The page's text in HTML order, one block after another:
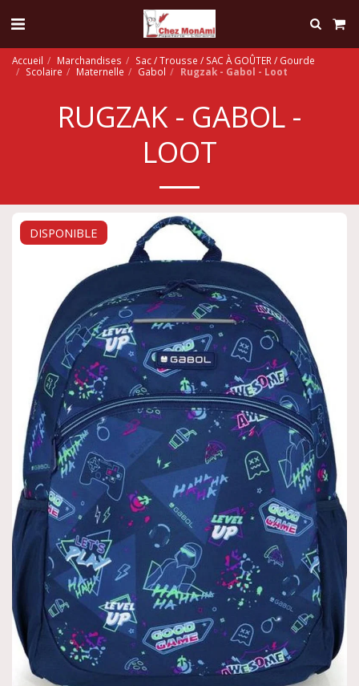
Accueil Marchandises
Sac / Trousse / SAC À GOÛTER / Gourde
Scolaire
Maternelle Gabol Rugzak - Gabol - Loot
RUGZAK - GABOL -
LOOT
DISPONIBLE